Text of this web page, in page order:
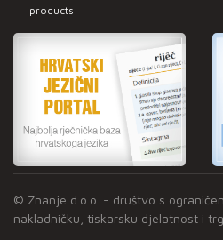
products
© Znanje d.o.o. - društvo s
nakladničku, tiskarsku djelatnost i